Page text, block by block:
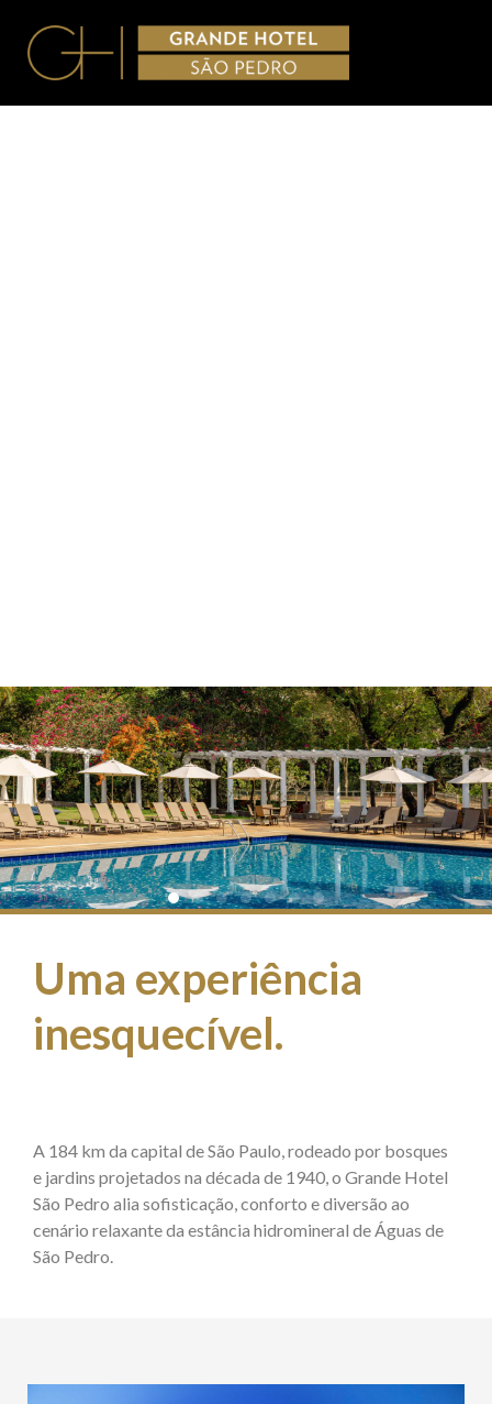
Uma experiência
inesquecível.
A 184 km da capital de São Paulo, rodeado por bosques
e jardins projetados na década de 1940, o Grande Hotel
São Pedro alia sofisticação, conforto e diversão ao
cenário relaxante da estância hidromineral de Águas de
São Pedro.